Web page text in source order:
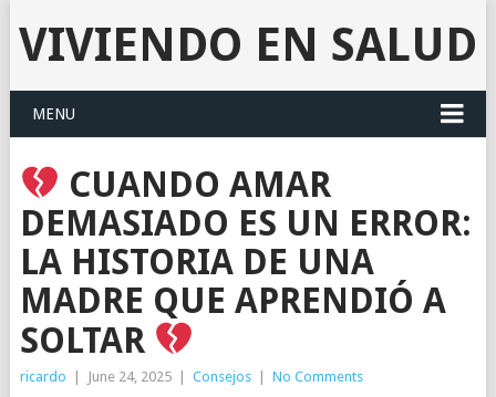
VIVIENDO EN SALUD
MENU
CUANDO AMAR
DEMASIADO ES UN ERROR:
LA HISTORIA DE UNA
MADRE QUE APRENDIÓ A
SOLTAR
ricardo | June 24, 2025 | Consejos | No Comments